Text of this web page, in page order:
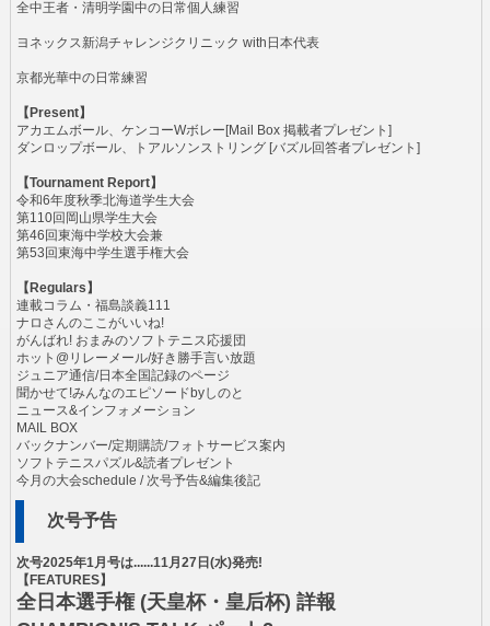
全中王者・清明学園中の日常個人練習
ヨネックス新潟チャレンジクリニック with日本代表
京都光華中の日常練習
【Present】
アカエムボール、ケンコーWボレー[Mail Box 掲載者プレゼント]
ダンロップボール、トアルソンストリング [バズル回答者プレゼント]
【Tournament Report】
令和6年度秋季北海道学生大会
第110回岡山県学生大会
第46回東海中学校大会兼
第53回東海中学生選手権大会
【Regulars】
連載コラム・福島談義111
ナロさんのここがいいね!
がんばれ! おまみのソフトテニス応援団
ホット@リレーメール/好き勝手言い放題
ジュニア通信/日本全国記録のページ
聞かせて!みんなのエピソードbyしのと
ニュース&インフォメーション
MAIL BOX
バックナンバー/定期購読/フォトサービス案内
ソフトテニスパズル&読者プレゼント
今月の大会schedule / 次号予告&編集後記
次号予告
次号2025年1月号は......11月27日(水)発売!
【FEATURES】
全日本選手権 (天皇杯・皇后杯) 詳報